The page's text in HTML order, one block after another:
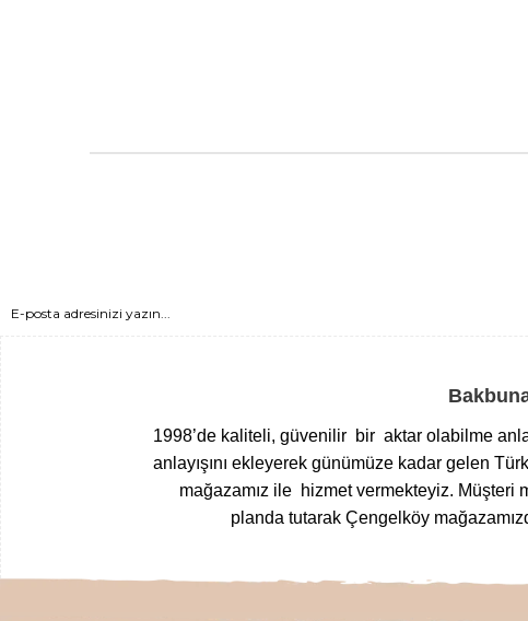
1998’de kaliteli, güvenilir bir aktar olabilme
anlayışını ekleyerek günümüze kadar gelen
mağazamız ile hizmet vermekteyiz. Müşteri
planda tutarak Çengelköy
Yöresel gıdalardan, zamanında